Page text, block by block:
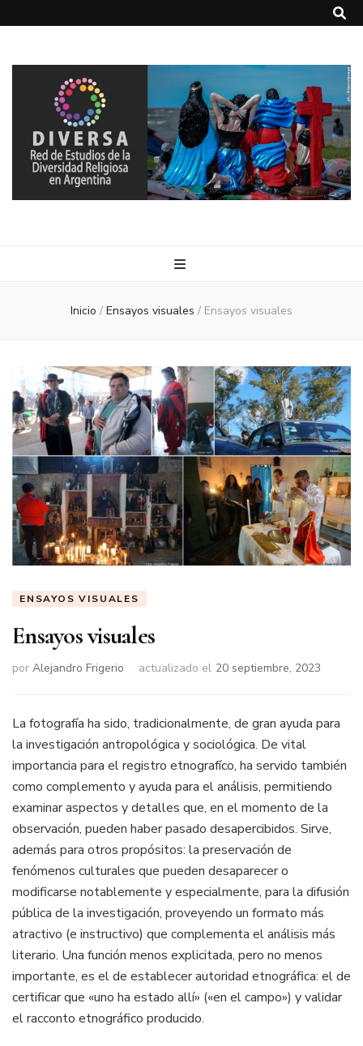
Inicio / Ensayos visuales / Ensayos visuales
ENSAYOS VISUALES
Ensayos visuales
por Alejandro Frigerio actualizado el 20 septiembre, 2023
La fotografía ha sido, tradicionalmente, de gran ayuda para
la investigación antropológica y sociológica. De vital
importancia para el registro etnografíco, ha servido también
como complemento y ayuda para el análisis, permitiendo
examinar aspectos y detalles que, en el momento de la
observación, pueden haber pasado desapercibidos. Sirve,
además para otros propósitos: la preservación de
fenómenos culturales que pueden desaparecer o
modificarse notablemente y especialmente, para la difusión
pública de la investigación, proveyendo un formato más
atractivo (e instructivo) que complementa el análisis más
literario. Una función menos explicitada, pero no menos
importante, es el de establecer autoridad etnográfica: el de
certificar que «uno ha estado allí» («en el campo») y validar
el racconto etnográfico producido.